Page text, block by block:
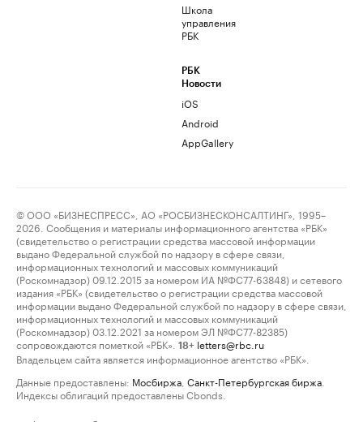
Школа
управления
РБК
РБК
Новости
iOS
Android
AppGallery
© ООО «БИЗНЕСПРЕСС», АО «РОСБИЗНЕСКОНСАЛТИНГ», 1995–
2026. Сообщения и материалы информационного агентства «РБК»
(свидетельство о регистрации средства массовой информации
выдано Федеральной службой по надзору в сфере связи,
информационных технологий и массовых коммуникаций
(Роскомнадзор) 09.12.2015 за номером ИА №ФС77-63848) и сетевого
издания «РБК» (свидетельство о регистрации средства массовой
информации выдано Федеральной службой по надзору в сфере связи,
информационных технологий и массовых коммуникаций
(Роскомнадзор) 03.12.2021 за номером ЭЛ №ФС77-82385)
сопровождаются пометкой «РБК».
18+ letters@rbc.ru
Владельцем сайта является информационное агентство «РБК».
Данные предоставлены: Мосбиржа Санкт-Петербургская биржа
Индексы облигаций предоставлены Cbonds.